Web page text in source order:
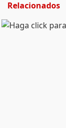
Relacionados